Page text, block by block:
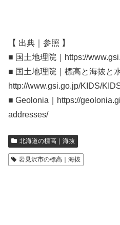
【 出典｜参照 】
■ 国土地理院｜https://
■ 国土地理院｜標高と海抜と
http://www.gsi.go.jp/KIDS/
■ Geolonia｜https://
addresses/
北海道の標高｜海抜
岩見沢市の標高｜海抜